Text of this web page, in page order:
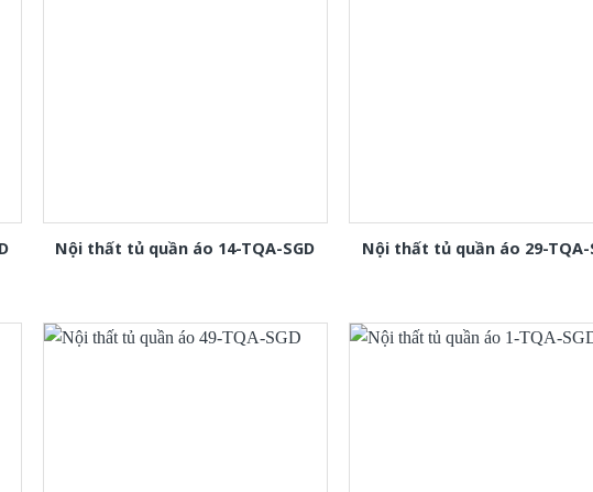
Nội thất tủ quần áo 14-TQA-SGD Nội thất tủ quần áo 29-TQA-